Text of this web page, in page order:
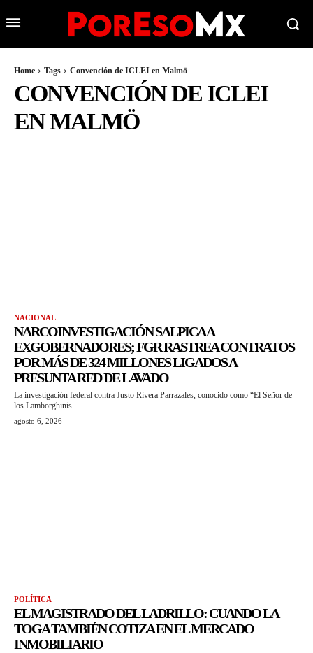
Home Tags Convención de ICLEI en Malmö
CONVENCIÓN DE ICLEI
EN MALMÖ
NACIONAL
NARCOINVESTIGACIÓN SALPICA A
EXGOBERNADORES; FGR RASTREA CONTRATOS
POR MÁS DE 324 MILLONES LIGADOS A
PRESUNTA RED DE LAVADO
La investigación federal contra Justo Rivera Parrazales, conocido como “El Señor de
los Lamborghinis...
agosto 6, 2026
POLÍTICA
EL MAGISTRADO DEL LADRILLO: CUANDO LA
TOGA TAMBIÉN COTIZA EN EL MERCADO
INMOBILIARIO